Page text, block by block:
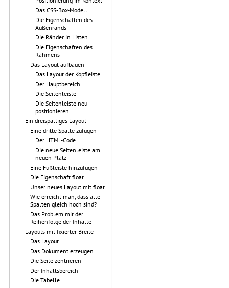
Das CSS-Box-Modell
Die Eigenschaften des
Außenrands
Die Ränder in Listen
Die Eigenschaften des
Rahmens
Das Layout aufbauen
Das Layout der Kopfleiste
Der Hauptbereich
Die Seitenleiste
Die Seitenleiste neu
positionieren
Ein dreispaltiges Layout
Eine dritte Spalte zufügen
Der HTML-Code
Die neue Seitenleiste am
neuen Platz
Eine Fußleiste hinzufügen
Die Eigenschaft float
Unser neues Layout mit float
Wie erreicht man, dass alle
Spalten gleich hoch sind?
Das Problem mit der
Reihenfolge der Inhalte
Layouts mit fixierter Breite
Das Layout
Das Dokument erzeugen
Die Seite zentrieren
Der Inhaltsbereich
Die Tabelle